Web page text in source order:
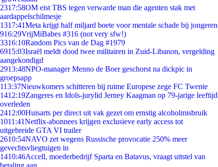
2317:58OM eist TBS tegen verwarde man die agenten stak met
aardappelschilmesje
1317:41Meta krijgt half miljard boete voor mentale schade bij jongeren
916:29VrijMiBabes #316 (not very sfw!)
3316:10Random Pics van de Dag #1979
6915:03Israël meldt dood twee militairen in Zuid-Libanon, vergelding
aangekondigd
2913:48NPO-manager Menno de Boer geschorst na dickpic in
groepsapp
113:37Nieuwkomers schitteren bij ruime Europese zege FC Twente
1412:19Zangeres en Idols-jurylid Jerney Kaagman op 79-jarige leeftijd
overleden
2412:00Huisarts per direct uit vak gezet om ernstig alcoholmisbruik
1011:41Netflix-abonnees krijgen exclusieve early access tot
uitgebreide GTA VI trailer
2610:54NAVO zet wegens Russische provocatie 250% meer
gevechtsvliegtuigen in
1410:46Accell, moederbedrijf Sparta en Batavus, vraagt uitstel van
betaling aan